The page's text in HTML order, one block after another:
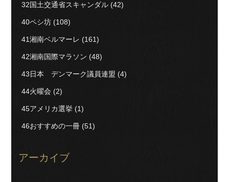
32国土交通省スキャンダル (42)
40ペシ坊 (108)
41湘南ベルマーレ (161)
42湘南国際マラソン (48)
43日本 デンマーク議員連盟 (4)
44火曜会 (2)
45アメリカ選挙 (1)
46おすすめの一冊 (51)
アーカイブ